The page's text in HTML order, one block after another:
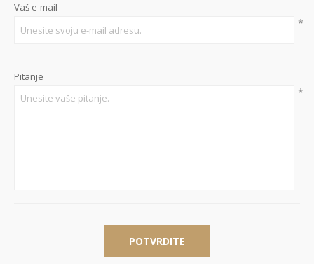
Vaš e-mail
*
Pitanje
*
POTVRDITE